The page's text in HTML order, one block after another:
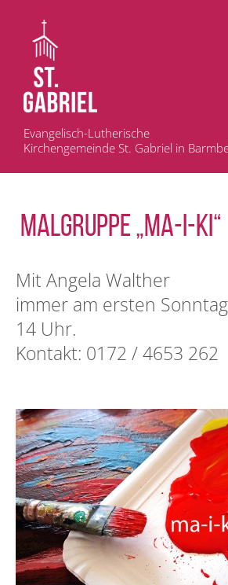
Evangelisch-Lutherische
Kirchengemeinde St. Gabriel in
MALGRUPPE „ma-i-ki“
Mit Angela Walther
immer am ersten
14 Uhr.
Kontakt: 0172 / 4653 262